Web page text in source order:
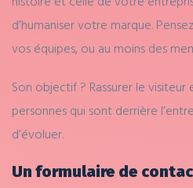
d’humaniser votre marque.
vos équipes, ou au moins des
Son objectif ? Rassurer le
personnes qui sont derrière
d’évoluer.
Un formulaire de